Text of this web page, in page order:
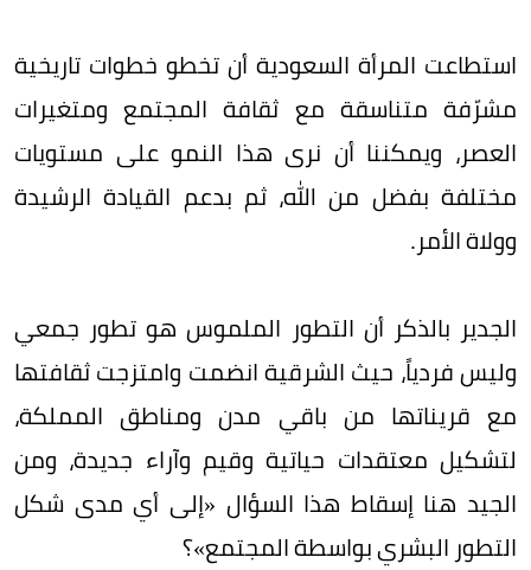
استطاعت المرأة السعودية أن تخطو خطوات تاريخية
مشرّفة متناسقة مع ثقافة المجتمع ومتغيرات
العصر، ويمكننا أن نرى هذا النمو على مستويات
مختلفة بفضل من الله، ثم بدعم القيادة الرشيدة
وولاة الأمر.
الجدير بالذكر أن التطور الملموس هو تطور جمعي
وليس فردياً، حيث الشرقية انضمت وامتزجت ثقافتها
مع قريناتها من باقي مدن ومناطق المملكة،
لتشكيل معتقدات حياتية وقيم وآراء جديدة، ومن
الجيد هنا إسقاط هذا السؤال «إلى أي مدى شكل
التطور البشري بواسطة المجتمع»؟